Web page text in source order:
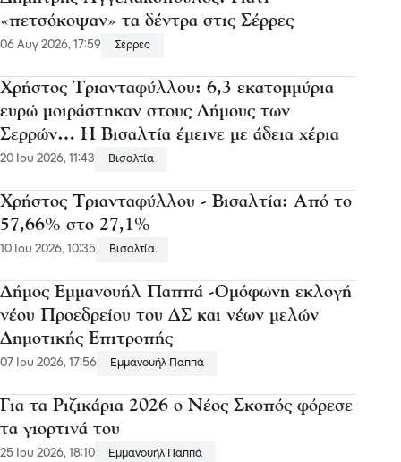
«πετσόκοψαν» τα δέντρα στις Σέρρες
06 Αυγ 2026, 17:59 Σέρρες
Χρήστος Τριανταφύλλου: 6,3 εκατομμύρια
ευρώ μοιράστηκαν στους Δήμους των
Σερρών… Η Βισαλτία έμεινε με άδεια χέρια
20 Ιου 2026, 11:43 Βισαλτία
Χρήστος Τριανταφύλλου - Βισαλτία: Από το
57,66% στο 27,1%
10 Ιου 2026, 10:35 Βισαλτία
Δήμος Εμμανουήλ Παππά -Ομόφωνη εκλογή
νέου Προεδρείου του ΔΣ και νέων μελών
Δημοτικής Επιτροπής
07 Ιου 2026, 17:56 Εμμανουήλ Παππά
Για τα Ριζικάρια 2026 ο Νέος Σκοπός φόρεσε
τα γιορτινά του
25 Ιου 2026, 18:10 Εμμανουήλ Παππά